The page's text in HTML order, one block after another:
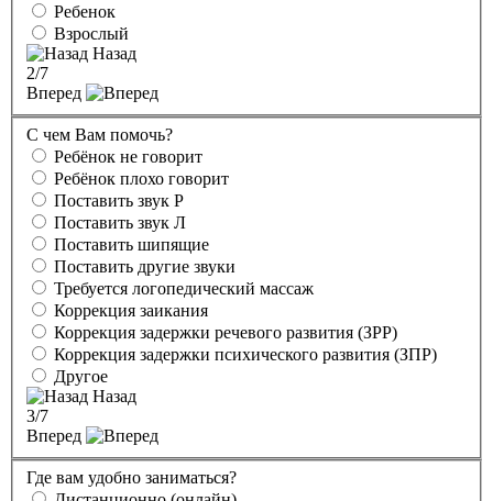
Ребенок
Взрослый
Назад
2/7
Вперед
С чем Вам помочь?
Ребёнок не говорит
Ребёнок плохо говорит
Поставить звук Р
Поставить звук Л
Поставить шипящие
Поставить другие звуки
Требуется логопедический массаж
Коррекция заикания
Коррекция задержки речевого развития (ЗРР)
Коррекция задержки психического развития (ЗПР)
Другое
Назад
3/7
Вперед
Где вам удобно заниматься?